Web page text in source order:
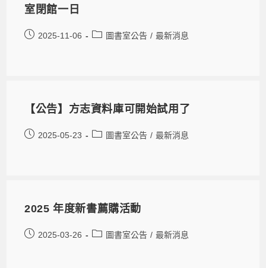
室閉館一日
2025-11-06 圖書室公告 / 最新消息
【公告】方志資料庫可開始試用了
2025-05-23 圖書室公告 / 最新消息
2025 年度新書薦購活動
2025-03-26 圖書室公告 / 最新消息